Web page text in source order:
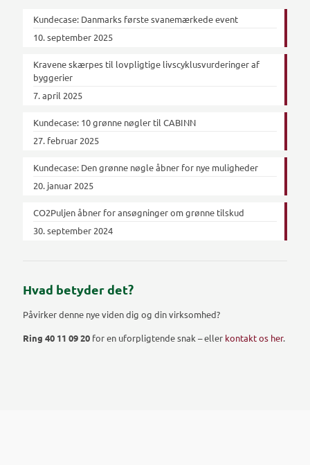
Kundecase: Danmarks første svanemærkede event
10. september 2025
Kravene skærpes til lovpligtige livscyklusvurderinger af
byggerier
7. april 2025
Kundecase: 10 grønne nøgler til CABINN
27. februar 2025
Kundecase: Den grønne nøgle åbner for nye muligheder
20. januar 2025
CO2Puljen åbner for ansøgninger om grønne tilskud
30. september 2024
Hvad betyder det?
Påvirker denne nye viden dig og din virksomhed?
Ring 40 11 09 20 for en uforpligtende snak – eller kontakt os her.